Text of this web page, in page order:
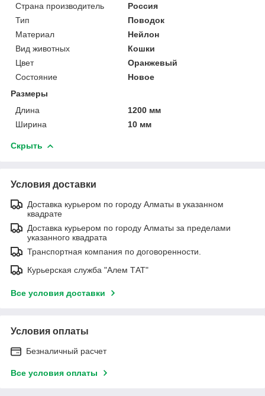
Страна производитель
Россия
Тип
Поводок
Материал
Нейлон
Вид животных
Кошки
Цвет
Оранжевый
Состояние
Новое
Размеры
Длина
1200 мм
Ширина
10 мм
Скрыть
Условия доставки
Доставка курьером по городу Алматы в указанном
квадрате
Доставка курьером по городу Алматы за пределами
указанного квадрата
Транспортная компания по договоренности.
Курьерская служба "Алем ТАТ"
Все условия доставки
Условия оплаты
Безналичный расчет
Все условия оплаты